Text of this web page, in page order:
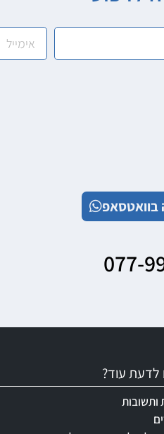
בוואטסאפ
077-
לדעת עוד?
ותשובות